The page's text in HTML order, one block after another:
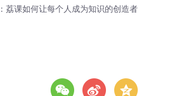
荔课如何让每个人成为知识的创造者